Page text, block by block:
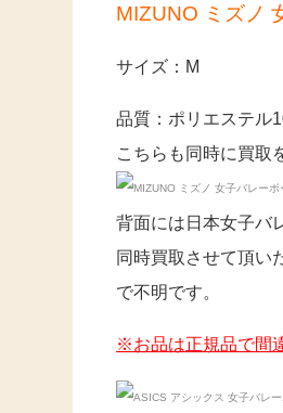
MIZUNO ミズノ
サイズ：M
品質：ポリエステル
こちらも同時に買取
背面には日本女子バ
同時買取させて頂い
で不明です。
※お品は正規品で間